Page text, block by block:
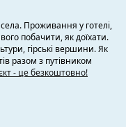
села. Проживання у готелі,
побачити, як доїхати.
гірські вершини. Як
разом з путівником
- це безкоштовно!